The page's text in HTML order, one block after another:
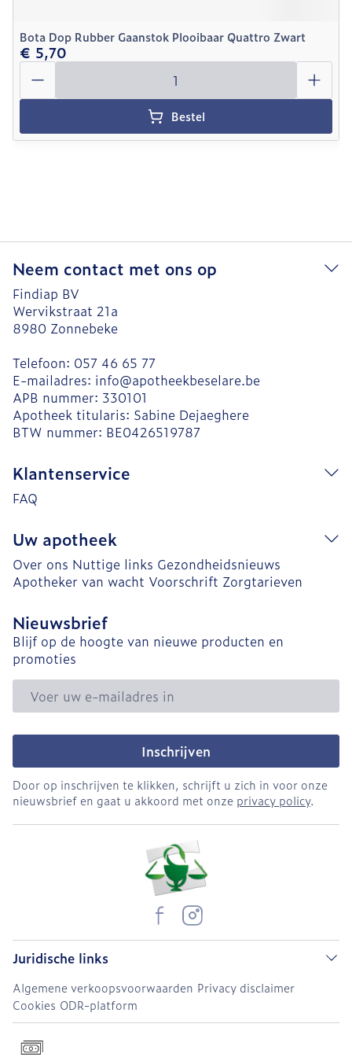
Bota Dop Rubber Gaanstok Plooibaar Quattro Zwart
€ 5,70
Aantal
Bestel
Neem contact met ons op
Findiap BV
Wervikstraat 21a
8980 Zonnebeke
Telefoon: 057 46 65 77
E-mailadres: info@apotheekbeselare.be
APB nummer: 330101
Apotheek titularis: Sabine Dejaeghere
BTW nummer: BE0426519787
Klantenservice
FAQ
Uw apotheek
Over ons Nuttige links Gezondheidsnieuws
Apotheker van wacht Voorschrift Zorgtarieven
Nieuwsbrief
Blijf op de hoogte van nieuwe producten en
promoties
E-mail adres
Inschrijven
Door op inschrijven te klikken, schrijft u zich in voor onze
nieuwsbrief en gaat u akkoord met onze privacy policy.
Juridische links
Algemene verkoopsvoorwaarden Privacy disclaimer
Cookies ODR-platform